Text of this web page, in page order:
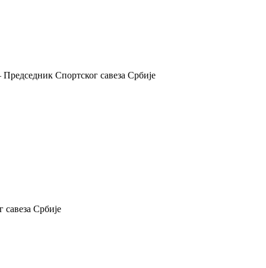
Спортског савеза Србије
савеза Србије